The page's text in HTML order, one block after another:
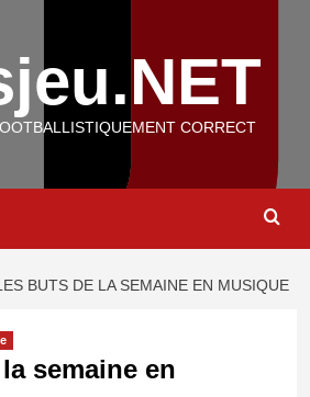
CORRECT
BUTS DE LA SEMAINE EN MUSIQUE
semaine en